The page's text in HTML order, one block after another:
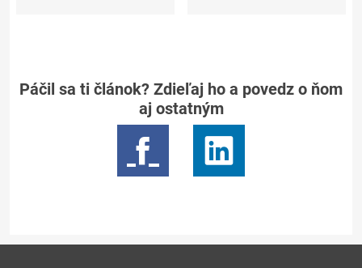
Páčil sa ti článok? Zdieľaj ho a povedz o ňom
aj ostatným